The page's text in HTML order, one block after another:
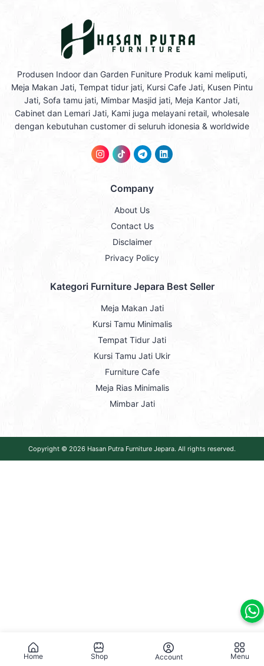
Produsen Indoor dan Garden Funiture Produk kami meliputi,
Meja Makan Jati, Tempat tidur jati, Kursi Cafe Jati, Kusen Pintu
Jati, Sofa tamu jati, Mimbar Masjid jati, Meja Kantor Jati,
Cabinet dan Lemari Jati, Kami juga melayani retail, wholesale
dengan kebutuhan customer di seluruh idonesia & worldwide
Company
About Us
Contact Us
Disclaimer
Privacy Policy
Kategori Furniture Jepara Best Seller
Meja Makan Jati
Kursi Tamu Minimalis
Tempat Tidur Jati
Kursi Tamu Jati Ukir
Furniture Cafe
Meja Rias Minimalis
Mimbar Jati
Copyright © 2026 Hasan Putra Furniture Jepara. All rights reserved.
Home Shop Account Menu